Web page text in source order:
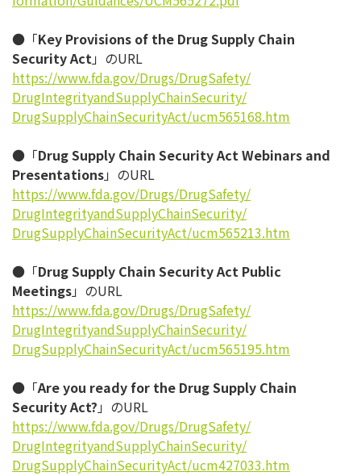
●「Key Provisions of the Drug Supply Chain
Security Act」のURL
https://www.fda.gov/Drugs/DrugSafety/
DrugIntegrityandSupplyChainSecurity/
DrugSupplyChainSecurityAct/ucm565168.htm
●「Drug Supply Chain Security Act Webinars and
Presentations」のURL
https://www.fda.gov/Drugs/DrugSafety/
DrugIntegrityandSupplyChainSecurity/
DrugSupplyChainSecurityAct/ucm565213.htm
●「Drug Supply Chain Security Act Public
Meetings」のURL
https://www.fda.gov/Drugs/DrugSafety/
DrugIntegrityandSupplyChainSecurity/
DrugSupplyChainSecurityAct/ucm565195.htm
●「Are you ready for the Drug Supply Chain
Security Act? 」のURL
https://www.fda.gov/Drugs/DrugSafety/
DrugIntegrityandSupplyChainSecurity/
DrugSupplyChainSecurityAct/ucm427033.htm